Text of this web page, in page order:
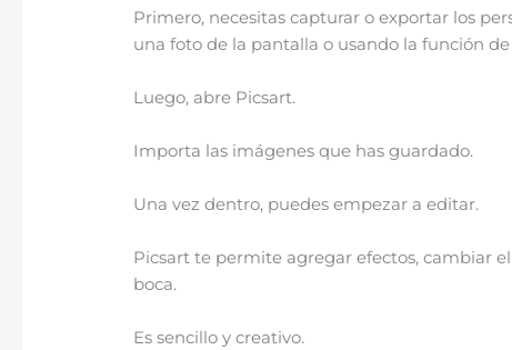
Primero, necesitas capturar o exportar los
una foto de la pantalla o usando la función
Luego, abre Picsart.
Importa las imágenes que has guardado.
Una vez dentro, puedes empezar a editar.
Picsart te permite agregar efectos, cambiar
boca.
Es sencillo y creativo.